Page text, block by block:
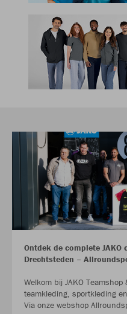
Ontdek de complete JAKO
Drechtsteden –
Welkom bij JAKO
teamkleding, sportkleding
Via onze webshop